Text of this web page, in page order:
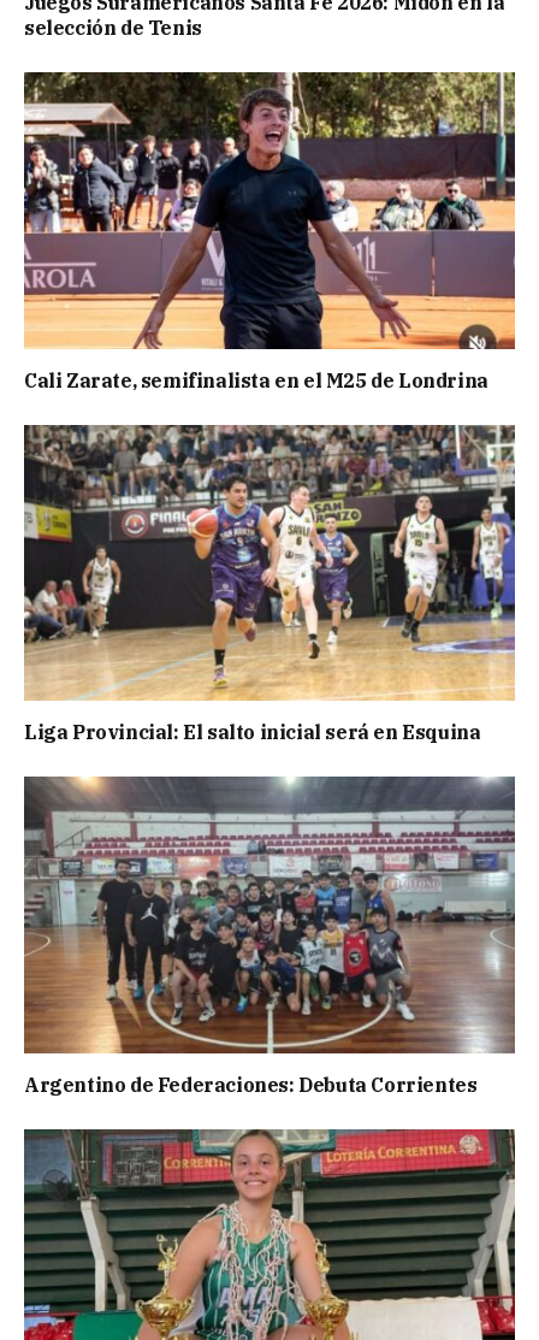
selección de Tenis
Cali Zarate, semifinalista en el M25 de Londrina
Liga Provincial: El salto inicial será en Esquina
Argentino de Federaciones: Debuta Corrientes